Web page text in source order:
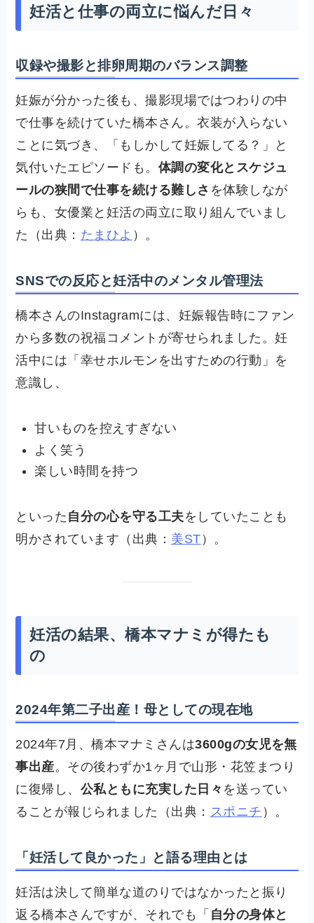
妊活と仕事の両立に悩んだ日々
収録や撮影と排卵周期のバランス調整
妊娠が分かった後も、撮影現場ではつわりの中
で仕事を続けていた橋本さん。衣装が入らない
ことに気づき、「もしかして妊娠してる？」と
気付いたエピソードも。 体調の変化とスケジュ
ールの狭間で仕事を続ける難しさ を体験しなが
らも、女優業と妊活の両立に取り組んでいまし
た（出典： たまひよ ）。
SNSでの反応と妊活中のメンタル管理法
橋本さんのInstagramには、妊娠報告時にファン
から多数の祝福コメントが寄せられました。妊
活中には「幸せホルモンを出すための行動」を
意識し、
甘いものを控えすぎない
よく笑う
楽しい時間を持つ
といった 自分の心を守る工夫をしていたことも
明かされています（出典： 美ST ）。
妊活の結果、橋本マナミが得たも
の
2024年第二子出産！母としての現在地
2024年7月、橋本マナミさんは3600gの女児を無
事出産。その後わずか1ヶ月で山形・花笠まつり
に復帰し、 公私ともに充実した日々 を送ってい
ることが報じられました（出典： スポニチ ）。
「妊活して良かった」と語る理由とは
妊活は決して簡単な道のりではなかったと振り
返る橋本さんですが、それでも「 自分の身体と